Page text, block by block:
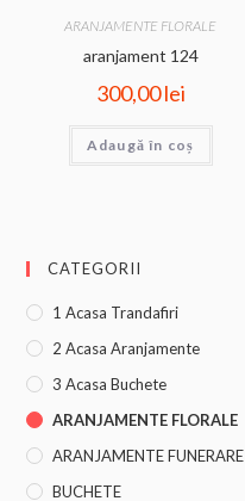
ARANJAMENTE FLORALE
aranjament 124
300,00lei
Adaugă în coș
CATEGORII
1 Acasa Trandafiri
2 Acasa Aranjamente
3 Acasa Buchete
ARANJAMENTE FLORALE
ARANJAMENTE FUNERARE
BUCHETE